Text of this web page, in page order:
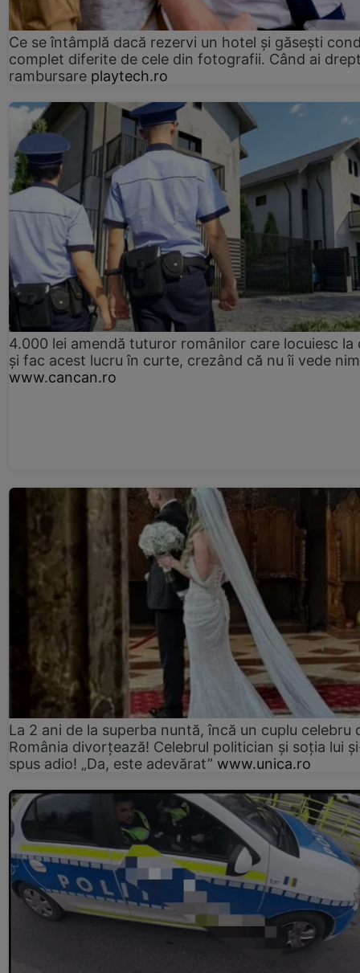
Ce se întâmplă dacă rezervi un hotel și găsești
complet diferite de cele din fotografii. Când ai
rambursare playtech.ro
4.000 lei amendă tuturor românilor care locuiesc la
și fac acest lucru în curte, crezând că nu îi vede
www.cancan.ro
La 2 ani de la superba nuntă, încă un cuplu celebru
România divorțează! Celebrul politician și soția lui
spus adio! „Da, este adevărat” www.unica.ro